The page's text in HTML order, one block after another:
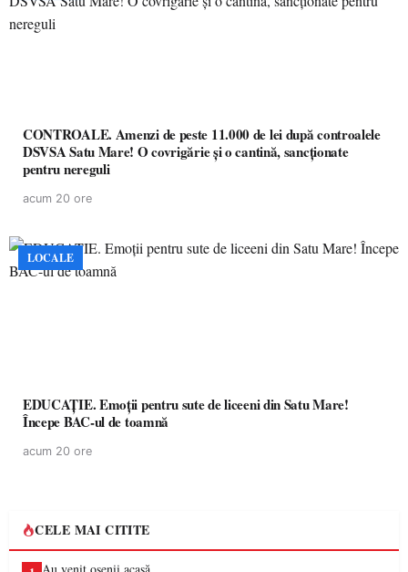
CONTROALE. Amenzi de peste 11.000 de lei după controalele
DSVSA Satu Mare! O covrigărie și o cantină, sancționate
pentru nereguli
acum 20 ore
LOCALE
EDUCAȚIE. Emoții pentru sute de liceeni din Satu Mare!
Începe BAC-ul de toamnă
acum 20 ore
CELE MAI CITITE